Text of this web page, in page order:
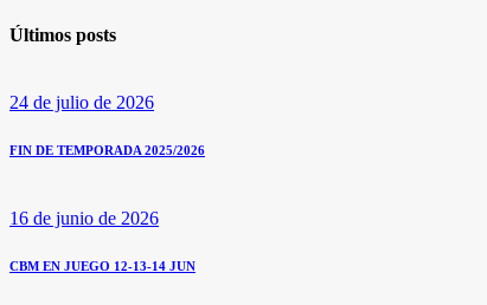
Últimos posts
24 de julio de 2026
FIN DE TEMPORADA 2025/2026
16 de junio de 2026
CBM EN JUEGO 12-13-14 JUN